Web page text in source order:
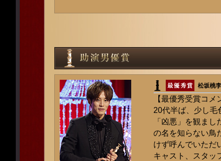
松坂桃
【最優秀受賞コメ
20代半ば、少し毛
「凶悪」を観ま
の名を知らない鳥
けず呼んでいただ
キャスト、スタッ